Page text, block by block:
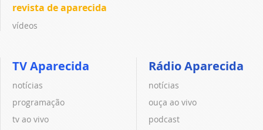
revista de aparecida
vídeos
TV Aparecida
notícias
programação
tv ao vivo
Rádio Aparecida
notícias
ouça ao vivo
podcast